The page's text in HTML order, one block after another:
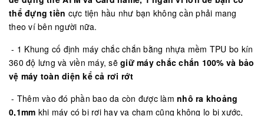
thể đựng tiền cực tiện hầu như bạn không cần phải mang
theo ví bên người nữa.
- 1 Khung cố định máy chắc chắn bằng nhựa mềm TPU bo kín
360 độ lưng và viền máy, sẽ giữ máy chắc chắn 100% và bảo
vệ máy toàn diện kể cả rơi rớt
- Thêm vào đó phần bao da còn được làm nhô ra khoảng
0,1mm khi máy có bị rơi hay va chạm cũng không lo bị xước,